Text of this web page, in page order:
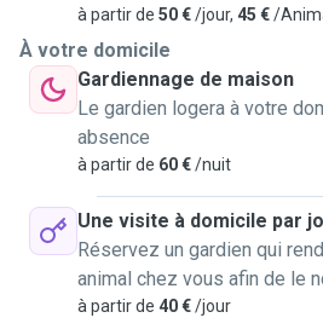
à partir de 50 €/jour, 45 €/
À votre domicile
Gardiennage de maison
Le gardien logera à votre
absence
à partir de 60 €/nuit
Une visite à domicile par
Réservez un gardien qui
animal chez vous afin de le
à partir de 40 €/jour